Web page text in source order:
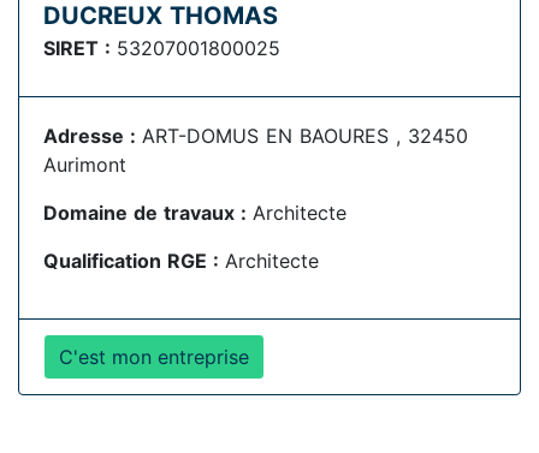
DUCREUX THOMAS
SIRET : 53207001800025
Adresse : ART-DOMUS EN BAOURES , 32450
Aurimont
Domaine de travaux : Architecte
Qualification RGE : Architecte
C'est mon entreprise